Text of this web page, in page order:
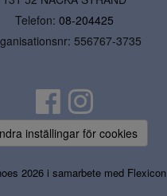
Telefon: 08-204425
556767-3735
inställingar för cookies
2026 i samarbete med Flexicon